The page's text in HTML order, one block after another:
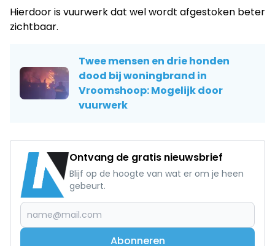
Hierdoor is vuurwerk dat wel wordt afgestoken beter
zichtbaar.
Twee mensen en drie honden
dood bij woningbrand in
Vroomshoop: Mogelijk door
vuurwerk
Ontvang de gratis nieuwsbrief
Blijf op de hoogte van wat er om je heen
gebeurt.
Abonneren